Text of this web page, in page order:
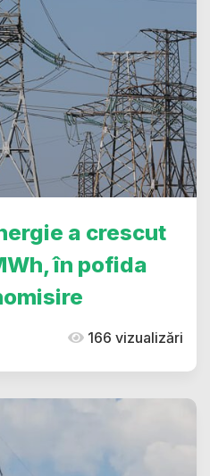
a crescut
în pofida
166 vizualizări